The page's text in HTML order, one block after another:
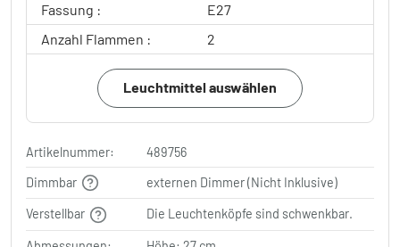
Fassung :
E27
Anzahl Flammen :
2
Leuchtmittel auswählen
Artikelnummer:
489756
Dimmbar
externen Dimmer (Nicht Inklusive)
Verstellbar Die Leuchtenköpfe sind schwenkbar.